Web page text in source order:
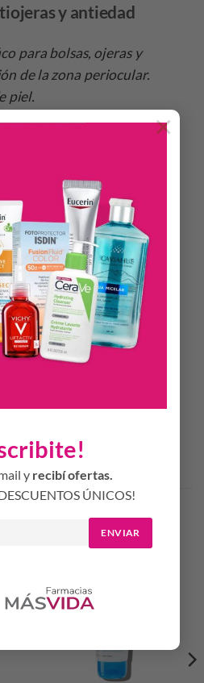
y recibí ofertas.
ÚNICOS!
ENVIAR
×
y antiedad
para bolsas, ojeras y
de la zona periocular.
piel.
bolsas gracias a la hesperidina-
envejecimiento gracias al SPF
a la vitamina E.
y no grasa de rápida absorción.
piel limpia del contorno de los
Relacionados